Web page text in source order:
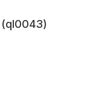
(ql0043)